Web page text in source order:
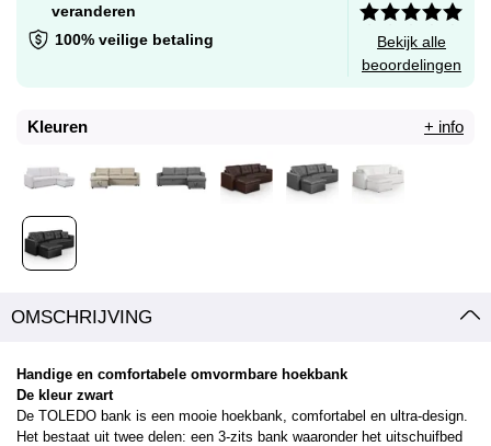
veranderen
100% veilige betaling
Bekijk alle
beoordelingen
Kleuren + info
OMSCHRIJVING
Handige en comfortabele omvormbare hoekbank
De kleur zwart
De TOLEDO bank is een mooie hoekbank, comfortabel en ultra-design.
Het bestaat uit twee delen: een 3-zits bank waaronder het uitschuifbed